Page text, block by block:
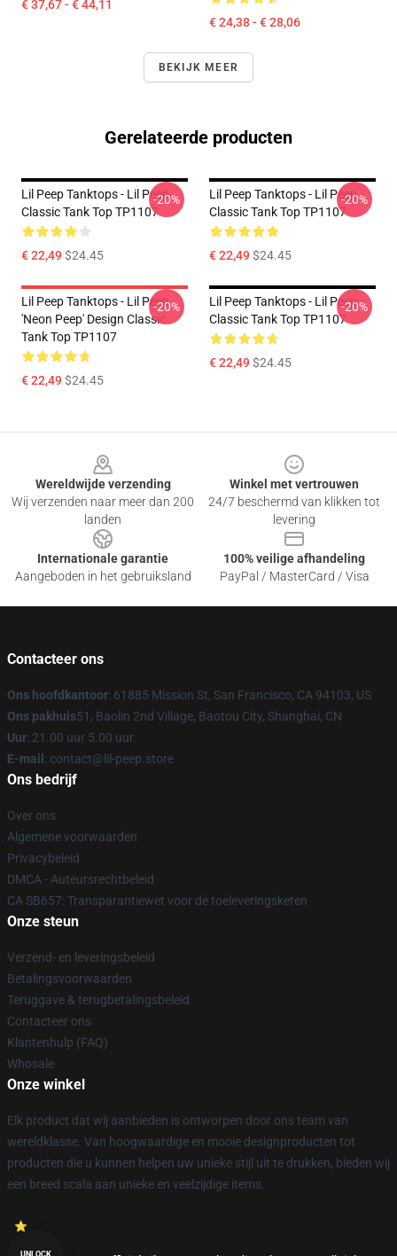
€ 37,67 - € 44,11
€ 24,38 - € 28,06
BEKIJK MEER
Gerelateerde producten
Lil Peep Tanktops - Lil Peep
Classic Tank Top TP1107
€ 22,49$24.45
-20%
Lil Peep Tanktops - Lil Peep
Classic Tank Top TP1107
€ 22,49$24.45
-20%
Lil Peep Tanktops - Lil Peep
'Neon Peep' Design Classic
Tank Top TP1107
€ 22,49$24.45
-20%
Lil Peep Tanktops - Lil Peep
Classic Tank Top TP1107
€ 22,49$24.45
-20%
Wereldwijde verzending
Wij verzenden naar meer dan 200
landen
Winkel met vertrouwen
24/7 beschermd van klikken tot
levering
Internationale garantie
Aangeboden in het gebruiksland
100% veilige afhandeling
PayPal / MasterCard / Visa
Contacteer ons
Ons hoofdkantoor: 61885 Mission St, San Francisco, CA 94103, US
Ons pakhuis51, Baolin 2nd Village, Baotou City, Shanghai, CN
Uur: 21.00 uur 5.00 uur
E-mail : contact@lil-peep.store
Ons bedrijf
Over ons
Algemene voorwaarden
Privacybeleid
DMCA - Auteursrechtbeleid
CA SB657: Transparantiewet voor de toeleveringsketen
Onze steun
Verzend- en leveringsbeleid
Betalingsvoorwaarden
Teruggave & terugbetalingsbeleid
Contacteer ons
Klantenhulp (FAQ)
Whosale
Onze winkel
Elk product dat wij aanbieden is ontworpen door ons team van
wereldklasse. Van hoogwaardige en mooie designproducten tot
producten die u kunnen helpen uw unieke stijl uit te drukken, bieden wij
een breed scala aan unieke en veelzijdige items.
UNLOCK